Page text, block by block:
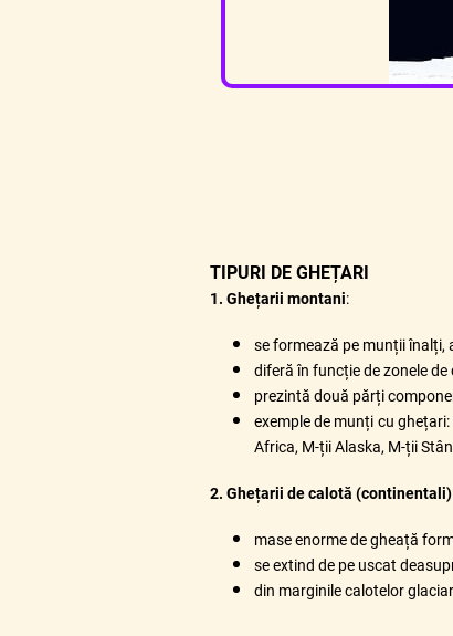
TIPURI DE GHEȚARI
1. Ghețarii montani:
se formează pe munții
diferă în funcție de zonele
prezintă două părți
exemple de munți cu
Africa, M-ții Alaska, M-ții
2. Ghețarii de calotă (continentali)
mase enorme de gheață
se extind de pe uscat
din marginile calotelor